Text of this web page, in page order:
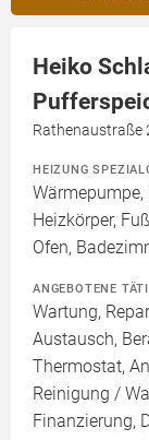
Heiko
Rathenaustraße
HEIZUNG
Wärmepumpe,
Heizkörper,
Ofen,
ANGEBOTENE
Wartung,
Austausch,
Thermostat,
Reinigung /
Finanzierung,